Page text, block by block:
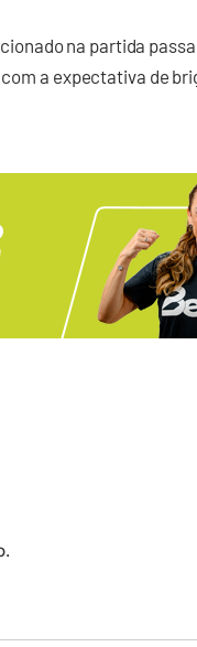
na partida
a expectativa de